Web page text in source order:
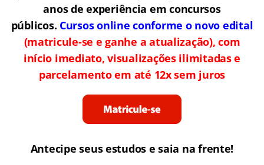
anos de experiência em concursos
públicos. Cursos online conforme o novo edital
(matricule-se e ganhe a atualização), com
início imediato, visualizações ilimitadas e
parcelamento em até 12x sem juros
Antecipe seus estudos e saia na frente!